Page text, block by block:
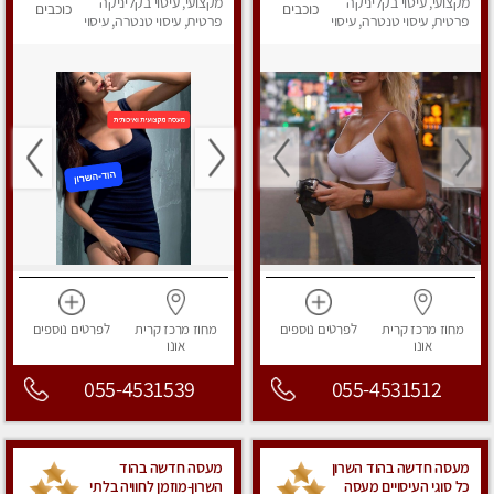
לחלוטין!
פרטית, עיסוי טנטרה, עיסוי
כוכבים
מחוז מרכזקרית
אונו
לפרטים נוספים
055-4531512
recommended
פרטית, עיסוי טנטרה, עיסוי
כוכבים
מחוז מרכזקרית
אונו
לפרטים נוספים
055-4531539
מעסה חדשה בהוד השרון
כל סוגי העיסויים מעסה
מעסה חדשה בהוד
השרון-מוזמן לחוויה בלתי